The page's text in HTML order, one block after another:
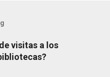
visitas a los